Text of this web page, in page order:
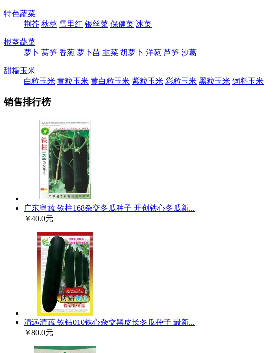
特色蔬菜
荆芥 秋葵 雪里红 银丝菜 保健菜 冰菜
根茎蔬菜
萝卜 莴笋 香葱 萝卜苗 韭菜 胡萝卜 洋葱 芦笋 沙葛
甜糯玉米
白粒玉米 黄粒玉米 黄白粒玉米 紫粒玉米 彩粒玉米 黑粒玉米 饲料玉米
销售排行榜
广东粤蔬 铁柱168杂交冬瓜种子 开创铁心冬瓜新...
￥40.0元
清远清蔬 铁钻010铁心杂交黑皮长冬瓜种子 最新...
￥80.0元